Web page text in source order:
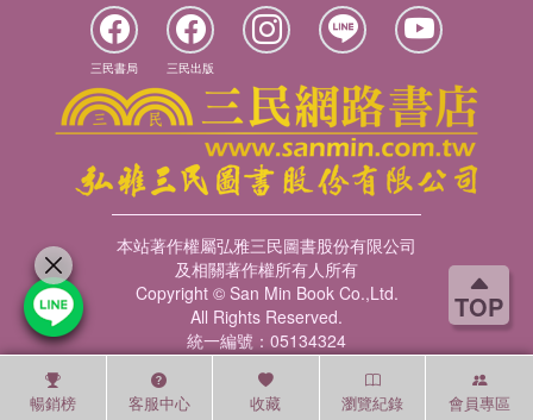
TOP
暢銷榜 客服中心 收藏 瀏覽紀錄 會員專區
三民書局 三民出版
本站著作權屬弘雅三民圖書股份有限公司
及相關著作權所有人所有
Copyright © San Min Book Co.,Ltd.
All Rights Reserved.
統一編號：05134324